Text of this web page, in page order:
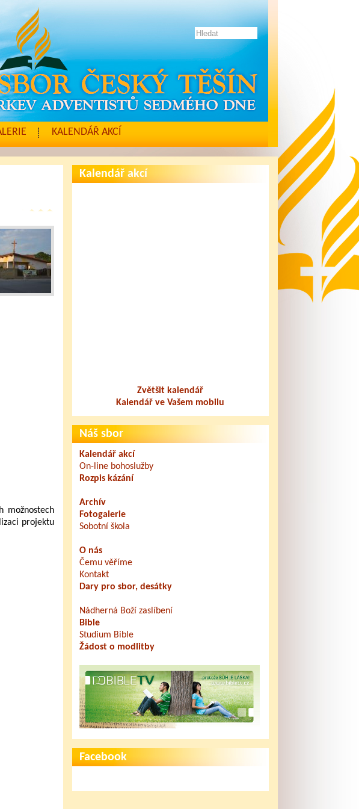
KALENDÁŘ AKCÍ
možnostech
projektu
Kalendář akcí
Zvětšit kalendář
Kalendář ve Vašem mobilu
Náš sbor
Kalendář akcí
On-line bohoslužby
Rozpis kázání
Archív
Fotogalerie
Sobotní škola
O nás
Čemu věříme
Kontakt
Dary pro sbor, desátky
Nádherná Boží zaslíbení
Bible
Studium Bible
Žádost o modlitby
Facebook